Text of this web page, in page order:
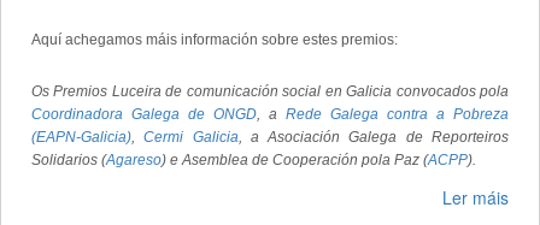
Aquí achegamos máis información sobre estes premios:
Os Premios Luceira de comunicación social en Galicia convocados pola
Coordinadora Galega de ONGD , a Rede Galega contra a Pobreza
(EAPN-Galicia) ,Cermi Galicia , a Asociación Galega de Reporteiros
Solidarios (Agareso) e Asemblea de Cooperación pola Paz (ACPP).
Ler máis